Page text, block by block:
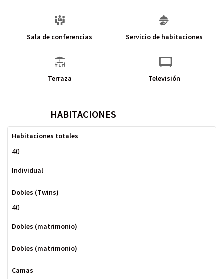
Sala de conferencias Servicio de habitaciones
Terraza Televisión
HABITACIONES
40
40